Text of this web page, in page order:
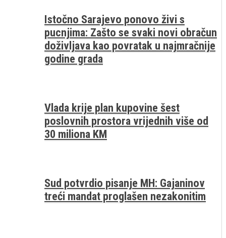
Istočno Sarajevo ponovo živi s
pucnjima: Zašto se svaki novi obračun
doživljava kao povratak u najmračnije
godine grada
Vlada krije plan kupovine šest
poslovnih prostora vrijednih više od
30 miliona KM
Sud potvrdio pisanje MH: Gajaninov
treći mandat proglašen nezakonitim